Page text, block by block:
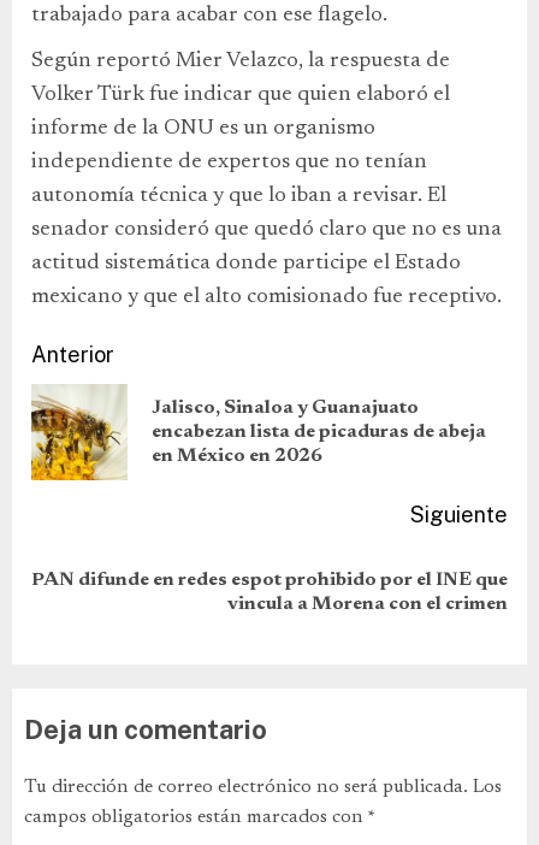
trabajado para acabar con ese flagelo.
Según reportó Mier Velazco, la respuesta de
Volker Türk fue indicar que quien elaboró el
informe de la ONU es un organismo
independiente de expertos que no tenían
autonomía técnica y que lo iban a revisar. El
senador consideró que quedó claro que no es una
actitud sistemática donde participe el Estado
mexicano y que el alto comisionado fue receptivo.
Anterior
Jalisco, Sinaloa y Guanajuato
encabezan lista de picaduras de abeja
en México en 2026
Siguiente
PAN difunde en redes espot prohibido por el INE que
vincula a Morena con el crimen
Deja un comentario
Tu dirección de correo electrónico no será publicada. Los
campos obligatorios están marcados con *